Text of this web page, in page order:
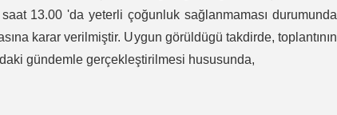
13.00 'da yeterli çoğunluk sağlanmaması durumunda
karar verilmiştir. Uygun görüldügü takdirde, toplantının
gündemle gerçekleştirilmesi hususunda,